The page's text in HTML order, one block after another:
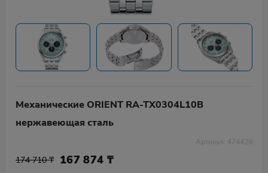
Механические ORIENT RA-TX0304L10B
нержавеющая сталь
Артикул: 474429
174 710 ₸ 167 874 ₸